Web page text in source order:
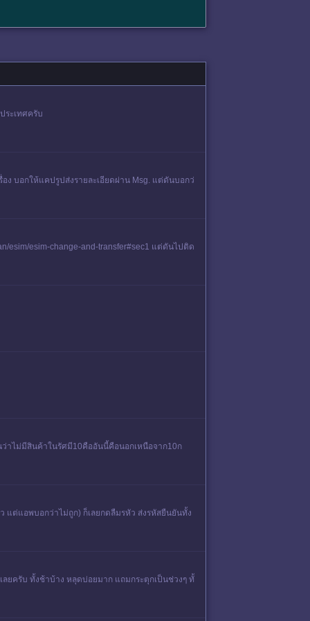
ระเทศครับ
ง บอกให้แคปรูปส่งรายละเอียดผ่าน Msg. แต่ดันบอกว่
esim/esim-change-and-transfer#sec1 แต่ดันไปติด
ว่าไม่มีสินค้าในรัศมี10คืออันนี้คือนอกเหนือจาก10ก
แต่แอพบอกว่าไม่ถูก) ก็เลยกดลืมรหัว ส่งรหัสยืนยันทั้ง
ยครับ ทั้งช้าบ้าง หลุดบ่อยมาก แถมกระตุกเป็นช่วงๆ ทั้